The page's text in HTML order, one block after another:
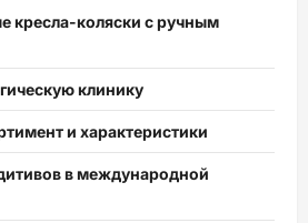
кресла-коляски с ручным
клинику
и характеристики
в международной